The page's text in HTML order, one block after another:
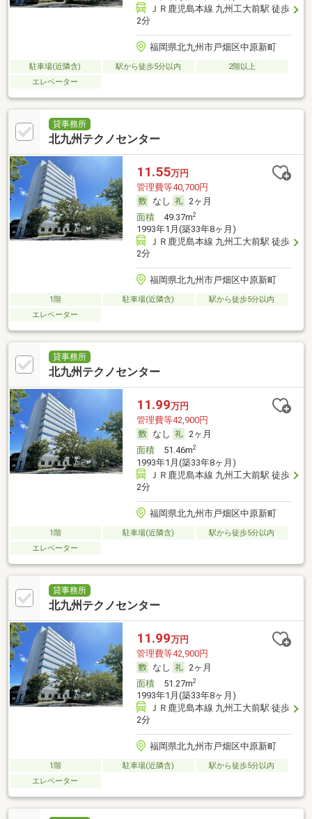
ＪＲ鹿児島本線 九州工大前駅 徒歩
2分
福岡県北九州市戸畑区中原新町
駐車場(近隣含) 駅から徒歩5分以内
2階以上
エレベーター
貸事務所
北九州テクノセンター
11.55万円
管理費等40,700円
なし
2ヶ月
面積49.37m2
1993年1月(築33年8ヶ月)
ＪＲ鹿児島本線 九州工大前駅 徒歩
2分
福岡県北九州市戸畑区中原新町
1階 駐車場(近隣含)
駅から徒歩5分以内
エレベーター
貸事務所
北九州テクノセンター
11.99万円
管理費等42,900円
なし
2ヶ月
面積51.46m2
1993年1月(築33年8ヶ月)
ＪＲ鹿児島本線 九州工大前駅 徒歩
2分
福岡県北九州市戸畑区中原新町
1階 駐車場(近隣含)
駅から徒歩5分以内
エレベーター
貸事務所
北九州テクノセンター
11.99万円
管理費等42,900円
なし
2ヶ月
面積51.27m2
1993年1月(築33年8ヶ月)
ＪＲ鹿児島本線 九州工大前駅 徒歩
2分
福岡県北九州市戸畑区中原新町
1階 駐車場(近隣含)
駅から徒歩5分以内
エレベーター